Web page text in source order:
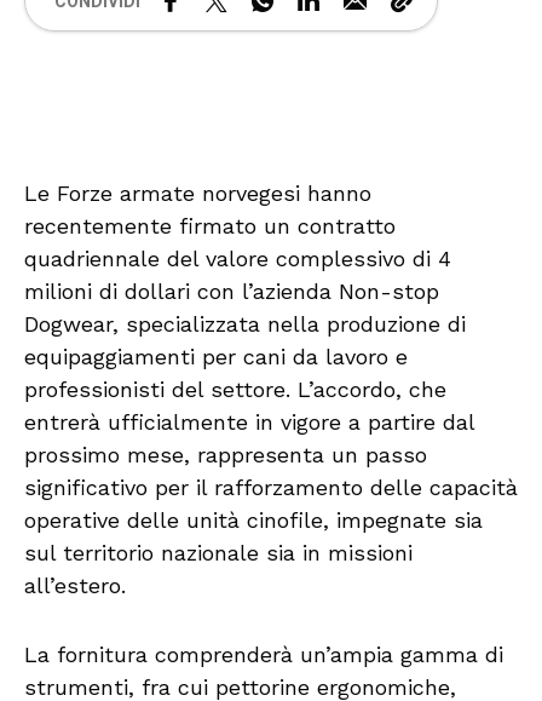
Le Forze armate norvegesi hanno
recentemente firmato un contratto
quadriennale del valore complessivo di 4
milioni di dollari con l’azienda Non-stop
Dogwear, specializzata nella produzione di
equipaggiamenti per cani da lavoro e
professionisti del settore. L’accordo, che
entrerà ufficialmente in vigore a partire dal
prossimo mese, rappresenta un passo
significativo per il rafforzamento delle capacità
operative delle unità cinofile, impegnate sia
sul territorio nazionale sia in missioni
all’estero.
La fornitura comprenderà un’ampia gamma di
strumenti, fra cui pettorine ergonomiche,